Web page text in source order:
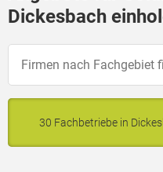
Dickesbach
30 Fachbetriebe in